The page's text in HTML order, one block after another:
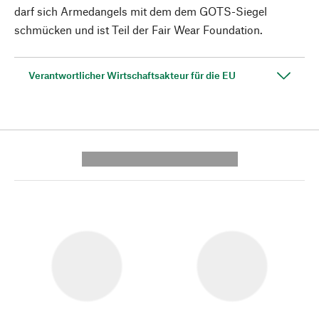
darf sich Armedangels mit dem dem GOTS-Siegel
schmücken und ist Teil der Fair Wear Foundation.
Verantwortlicher Wirtschaftsakteur für die EU